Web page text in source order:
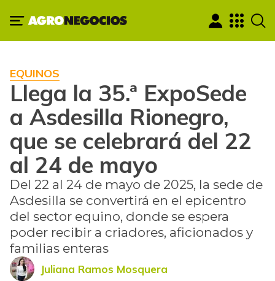
EQUINOS
Llega la 35.ª ExpoSede
a Asdesilla Rionegro,
que se celebrará del 22
al 24 de mayo
Del 22 al 24 de mayo de 2025, la sede de
Asdesilla se convertirá en el epicentro
del sector equino, donde se espera
poder recibir a criadores, aficionados y
familias enteras
Juliana Ramos Mosquera